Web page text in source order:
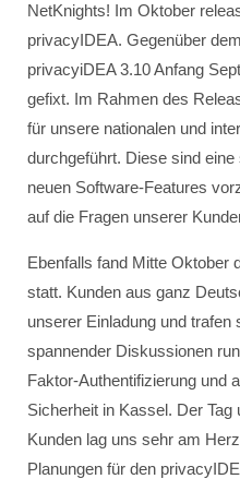
NetKnights! Im Oktober
privacyIDEA. Gegenüber
privacyiDEA 3.10 Anfang
gefixt. Im Rahmen des
für unsere nationalen und
durchgeführt. Diese sind
neuen Software-Features
auf die Fragen unserer
Ebenfalls fand Mitte Oktober
statt. Kunden aus ganz
unserer Einladung und trafen
spannender Diskussionen
Faktor-Authentifizierung und
Sicherheit in Kassel. Der
Kunden lag uns sehr am
Planungen für den